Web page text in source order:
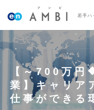
若手ハ
【～700万円
業】キャリア
仕事ができる